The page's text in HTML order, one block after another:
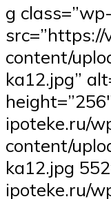
g
content/
ka12.jpg”
ipoteke.ru/
content/
ka12.jpg
ipoteke.ru/